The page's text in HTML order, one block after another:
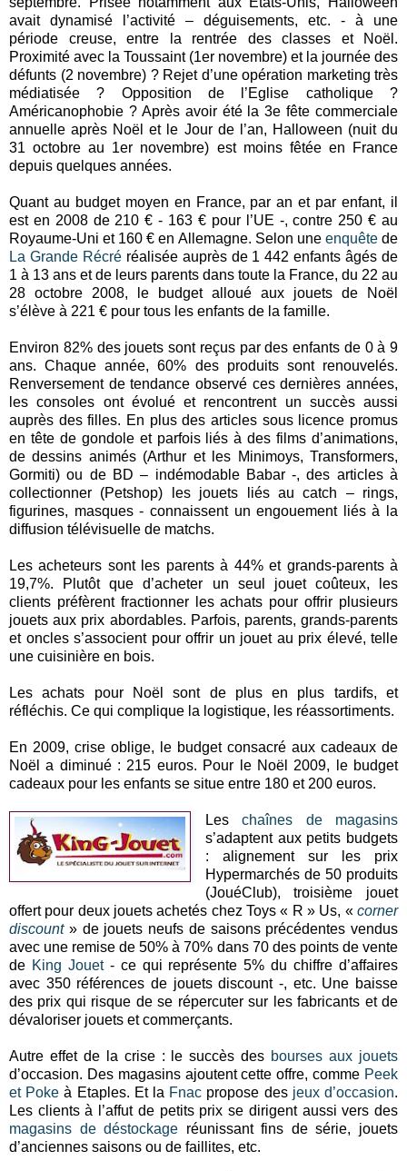
avait dynamisé l’activité – déguisements, etc. - à une
période creuse, entre la rentrée des classes et Noël.
Proximité avec la Toussaint (1er novembre) et la journée des
défunts (2 novembre) ? Rejet d’une opération marketing très
médiatisée ? Opposition de l’Eglise catholique ?
Américanophobie ? Après avoir été la 3e fête commerciale
annuelle après Noël et le Jour de l’an, Halloween (nuit du
31 octobre au 1er novembre) est moins fêtée en France
depuis quelques années.
Quant au budget moyen en France, par an et par enfant, il
est en 2008 de 210 € - 163 € pour l’UE -, contre 250 € au
Royaume-Uni et 160 € en Allemagne. Selon une enquêtede
La Grande Récréréalisée auprès de 1 442 enfants âgés de
1 à 13 ans et de leurs parents dans toute la France, du 22 au
28 octobre 2008, le budget alloué aux jouets de Noël
s’élève à 221 € pour tous les enfants de la famille.
Environ 82% des jouets sont reçus par des enfants de 0 à 9
ans. Chaque année, 60% des produits sont renouvelés.
Renversement de tendance observé ces dernières années,
les consoles ont évolué et rencontrent un succès aussi
auprès des filles. En plus des articles sous licence promus
en tête de gondole et parfois liés à des films d’animations,
de dessins animés (Arthur et les Minimoys, Transformers,
Gormiti) ou de BD – indémodable Babar -, des articles à
collectionner (Petshop) les jouets liés au catch – rings,
figurines, masques - connaissent un engouement liés à la
diffusion télévisuelle de matchs.
Les acheteurs sont les parents à 44% et grands-parents à
19,7%. Plutôt que d’acheter un seul jouet coûteux, les
clients préfèrent fractionner les achats pour offrir plusieurs
jouets aux prix abordables. Parfois, parents, grands-parents
et oncles s’associent pour offrir un jouet au prix élevé, telle
une cuisinière en bois.
Les achats pour Noël sont de plus en plus tardifs, et
réfléchis. Ce qui complique la logistique, les réassortiments.
En 2009, crise oblige, le budget consacré aux cadeaux de
Noël a diminué : 215 euros. Pour le Noël 2009, le budget
cadeaux pour les enfants se situe entre 180 et 200 euros.
Leschaînes de magasins
s’adaptent aux petits budgets
: alignement sur les prix
Hypermarchés de 50 produits
(JouéClub), troisième jouet
offert pour deux jouets achetés chez Toys « R » Us, « corner
discount» de jouets neufs de saisons précédentes vendus
avec une remise de 50% à 70% dans 70 des points de vente
de King Jouet- ce qui représente 5% du chiffre d’affaires
avec 350 références de jouets discount -, etc. Une baisse
des prix qui risque de se répercuter sur les fabricants et de
dévaloriser jouets et commerçants.
Autre effet de la crise : le succès des bourses aux jouets
d’occasion. Des magasins ajoutent cette offre, comme Peek
et Poke à Etaples. Et la Fnac propose des jeux d’occasion.
Les clients à l’affut de petits prix se dirigent aussi vers des
magasins de déstockage réunissant fins de série, jouets
d’anciennes saisons ou de faillites, etc.